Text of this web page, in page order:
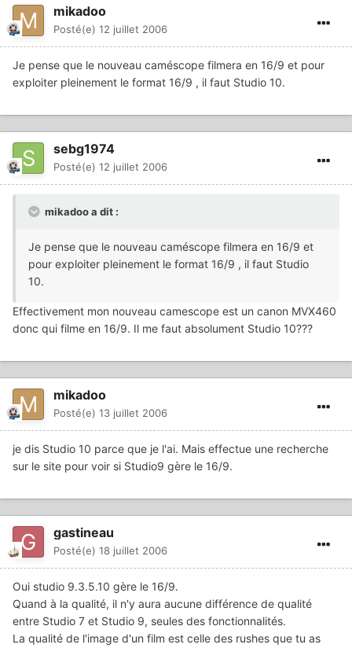
mikadoo
Posté(e) 12 juillet 2006
Je pense que le nouveau caméscope filmera en 16/9 et pour
exploiter pleinement le format 16/9 , il faut Studio 10.
sebg1974
Posté(e) 12 juillet 2006
mikadoo a dit :
Je pense que le nouveau caméscope filmera en 16/9 et
pour exploiter pleinement le format 16/9 , il faut Studio
10.
Effectivement mon nouveau camescope est un canon MVX460
donc qui filme en 16/9. Il me faut absolument Studio 10???
mikadoo
Posté(e) 13 juillet 2006
je dis Studio 10 parce que je l'ai. Mais effectue une recherche
sur le site pour voir si Studio9 gère le 16/9.
gastineau
Posté(e) 18 juillet 2006
Oui studio 9.3.5.10 gère le 16/9.
Quand à la qualité, il n'y aura aucune différence de qualité
entre Studio 7 et Studio 9, seules des fonctionnalités.
La qualité de l'image d'un film est celle des rushes que tu as